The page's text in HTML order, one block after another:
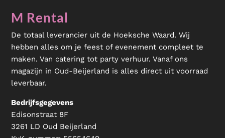
M Rental
De totaal leverancier uit de Hoeksche Waard. Wij
hebben alles om je feest of evenement compleet te
maken. Van catering tot party verhuur. Vanaf ons
magazijn in Oud-Beijerland is alles direct uit voorraad
leverbaar.
Bedrijfsgegevens
Edisonstraat 8F
3261 LD Oud Beijerland